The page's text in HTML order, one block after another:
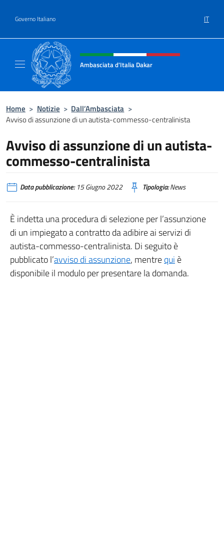
Governo Italiano IT
Intestazione sito, social e menù
Ambasciata d'Italia Dakar
Home > Notizie > Dall’Ambasciata >
Avviso di assunzione di un autista-commesso-centralinista
Avviso di assunzione di un autista-
commesso-centralinista
Data pubblicazione:15 Giugno 2022 Tipologia:News
È indetta una procedura di selezione per l’assunzione
di un impiegato a contratto da adibire ai servizi di
autista-commesso-centralinista. Di seguito è
pubblicato l’avviso di assunzione, mentrequi è
disponibile il modulo per presentare la domanda.